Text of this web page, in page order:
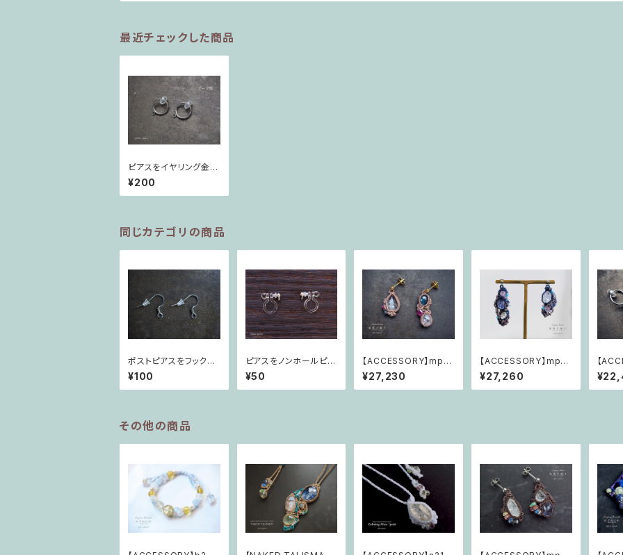
最近チェックした商品
ピアスをイヤリング金具
に変更(サージカルステ
ンレス)
¥200
同じカテゴリの商品
ポストピアスをフックピ
アスに変更(サージカル
ステンレス)
¥100
ピアスをノンホールピア
スに変更
¥50
【ACCESSORY】mp14
7 風薫る囁き「ときめく
愛しき世界が動き出す」
¥27,230
【ACCESSORY】mp14
6 風薫る囁き「いつもそ
こにある、揺るがない
光」
¥27,260
【
4 風薫
くわた
その他の商品